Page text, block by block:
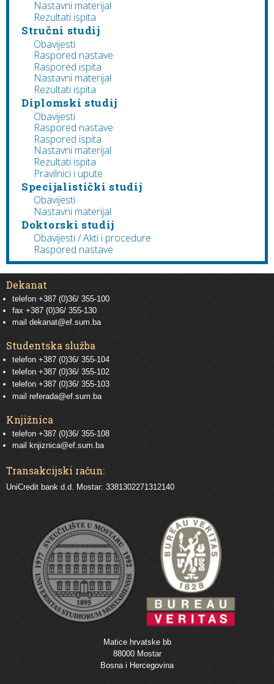
Nastavni materijal
Rezultati ispita
Stručni studij
Obavijesti
Raspored nastave
Raspored ispita
Nastavni materijal
Rezultati ispita
Diplomski studij
Obavijesti
Raspored nastave
Raspored ispita
Nastavni materijal
Rezultati ispita
Pravilnici i upute
Specijalistički studij
Obavijesti
Nastavni materijal
Doktorski studij
Obavijesti / Akti i procedure
Raspored nastave
Dekanat
telefon +387 (0)36/ 355-100
fax +387 (0)36/ 355-130
mail dekanat@ef.sum.ba
Studentska služba
telefon +387 (0)36/ 355-104
telefon +387 (0)36/ 355-102
telefon +387 (0)36/ 355-103
mail referada@ef.sum.ba
Knjižnica
telefon +387 (0)36/ 355-108
mail
knjiznica@ef.sum.ba
Transakcijski račun:
UniCredit bank d.d. Mostar: 3381302271312140
Matice hrvatske bb
88000 Mostar
Bosna i Hercegovina